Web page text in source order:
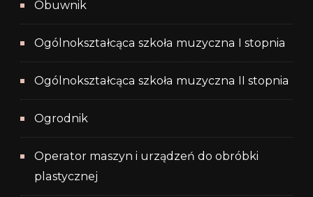
Obuwnik
Ogólnokształcąca szkoła muzyczna I stopnia
Ogólnokształcąca szkoła muzyczna II stopnia
Ogrodnik
Operator maszyn i urządzeń do obróbki
plastycznej